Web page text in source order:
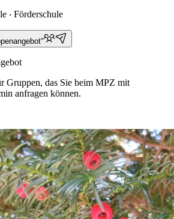
‧ Förderschule
Gruppen, das Sie beim MPZ mit
anfragen können.